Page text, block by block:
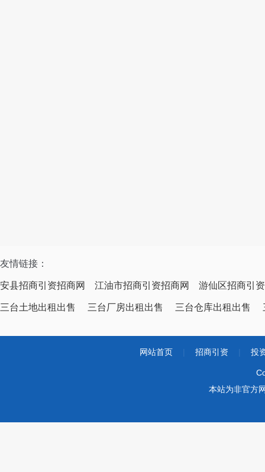
友情链接：
安县招商引资招商网 江油市招商引资招商网 游仙区招商引
三台土地出租出售 三台厂房出租出售 三台仓库出租出售
网站首页 招商引资 投
本站为非官方